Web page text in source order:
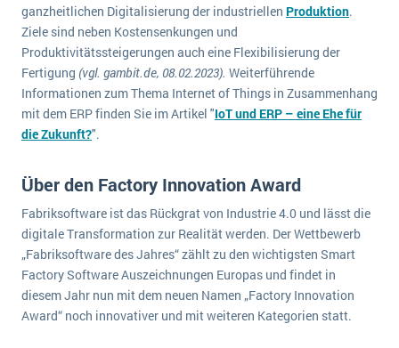
Maschinenbau
Medien
NGO
Lebensmittelindustrie
Logistik
Immobilien
Services
Textil und Mode
Vermietung
Versorgung
Ein WMS implementieren: Das sind die 6
wichtigsten Punkte, die es zu beachten gilt
ERP-Software für Abfallentsorger
Digitale Arbeitsaufträge in Ihrem ERP- oder FSM-System: clever und effizient
MEHR ÜBER ERP-SOFTWARE
ganzheitlichen Digitalisierung der industriellen Produktion.
Ziele sind neben Kostensenkungen und
Produktivitätssteigerungen auch eine Flexibilisierung der
Fertigung (vgl. gambit.de, 08.02.2023). Weiterführende
Informationen zum Thema Internet of Things in Zusammenhang
mit dem ERP finden Sie im Artikel "IoT und ERP – eine Ehe für
die Zukunft?".
Über den Factory Innovation Award
Fabriksoftware ist das Rückgrat von Industrie 4.0 und lässt die
digitale Transformation zur Realität werden. Der Wettbewerb
„Fabriksoftware des Jahres“ zählt zu den wichtigsten Smart
Factory Software Auszeichnungen Europas und findet in
diesem Jahr nun mit dem neuen Namen „Factory Innovation
Award“ noch innovativer und mit weiteren Kategorien statt.